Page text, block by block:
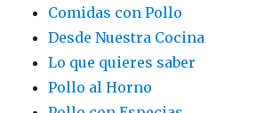
Comidas con Pollo
Desde Nuestra Cocina
Lo que quieres saber
Pollo al Horno